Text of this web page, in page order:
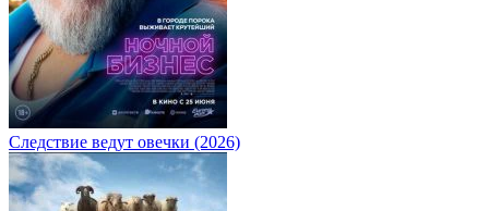
Следствие ведут овечки (2026)